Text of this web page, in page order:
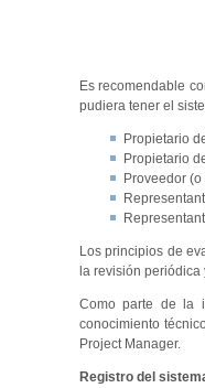
Es recomendable
pudiera tener el
Propietario
Propietario
Proveedor
Los principios de
la revisión
Como parte de la
conocimiento
Project Manager.
Registro del